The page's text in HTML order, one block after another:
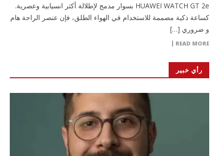
HUAWEI WATCH GT 2e بسوار مدمج لإطلالة أكثر انسيابية وعصرية.
كساعة ذكية مصممة للاستخدام في الهواء الطلق، فإن عنصر الراحة هام
و ضروري […]
READ MORE
رأي خبير